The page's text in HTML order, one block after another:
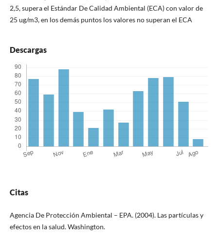
2,5, supera el Estándar De Calidad Ambiental (ECA) con valor de
25 ug/m3, en los demás puntos los valores no superan el ECA
Descargas
Citas
Agencia De Protección Ambiental – EPA. (2004). Las partículas y
efectos en la salud. Washington.